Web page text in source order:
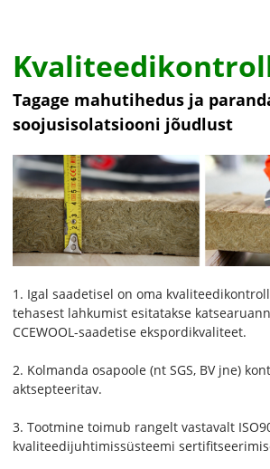
Tagage mahutihedus ja
soojusisolatsiooni jõudlust
1. Igal saadetisel on oma
tehasest lahkumist esitatakse
CCEWOOL-saadetise ekspordikvaliteet.
2. Kolmanda osapoole (nt SGS, BV jne)
aktsepteeritav.
3. Tootmine toimub rangelt vastavalt
kvaliteedijuhtimissüsteemi